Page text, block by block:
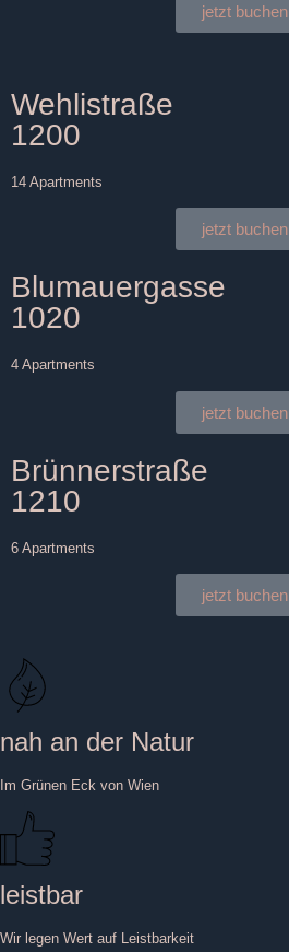
jetzt buchen
Wehlistraße
1200
14 Apartments
jetzt buchen
Blumauergasse
1020
4 Apartments
jetzt buchen
Brünnerstraße
1210
6 Apartments
jetzt buchen
nah an der Natur
Im Grünen Eck von Wien
leistbar
Wir legen Wert auf Leistbarkeit